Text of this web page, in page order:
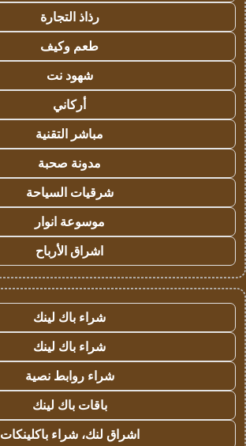
رذاذ التجارة
طعم وكيف
شهود نت
أركاني
مباشر التقنية
مدونة صحبة
شرقيات السياحة
موسوعة انوار
اشراق الأرباح
شراء باك لينك
شراء باك لينك
شراء روابط نصية
باقات باك لينك
اشراق لنك، شراء باكلينكات